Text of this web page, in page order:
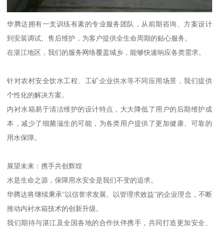
华腾达拥有一支训练有素的专业服务团队，从前期咨询、方案设计
到安装调试、售后维护，为客户提供全生命周期的贴心服务。
在湛江地区，我们的服务网络覆盖城乡，能够快速响应各类需求。
针对农村安全饮水工程、工矿企业供水等不同应用场景，我们提供
个性化的解决方案。
内衬水箱易于清洁维护的设计特点，大大降低了用户的后期维护成
本，减少了细菌滋生的可能，为各类用户提供了更加健康、可靠的
用水保障。
展望未来：携手共创辉煌
水是生命之源，保障用水安全是我们不变的追求。
华腾达将继续秉承"以信誉求发展、以管理求效益"的企业理念，不断
推动内衬水箱技术的创新升级。
我们期待与湛江及全国各地的合作伙伴携手，共同打造更加安全、